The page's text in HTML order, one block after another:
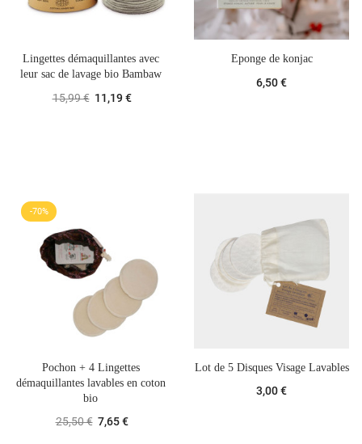
Lingettes démaquillantes avec
leur sac de lavage bio Bambaw
15,99 € 11,19 €
Eponge de konjac
6,50 €
-70%
Pochon + 4 Lingettes
démaquillantes lavables en coton
bio
25,50 € 7,65 €
Lot de 5 Disques Visage Lavables
3,00 €